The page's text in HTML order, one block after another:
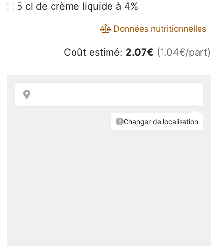
5 cl de crème liquide à 4%
Données nutritionnelles
Coût estimé: 2.07€ (1.04€/part)